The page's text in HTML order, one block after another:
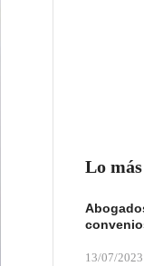
Lo
13/07/2023